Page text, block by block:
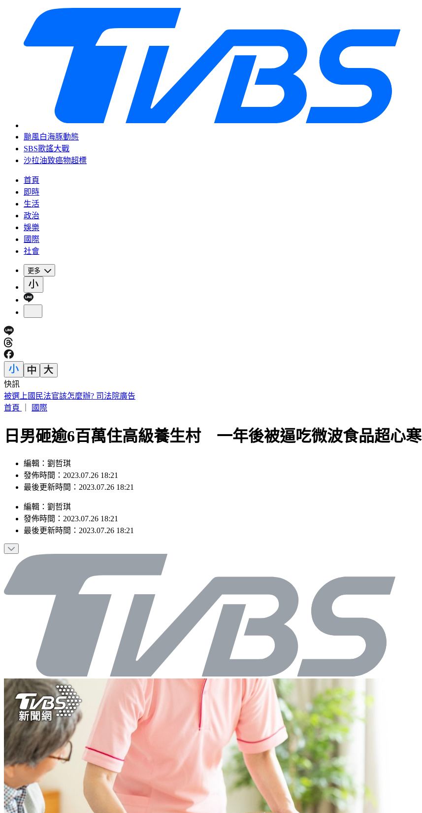
颱風白海豚動態
SBS歌謠大戰
沙拉油致癌物超標
首頁
即時
生活
政治
娛樂
國際
社會
更多
快訊
退休軍公教月退金傳加碼近6％ 行政院：最晚10月與立院溝通
首頁
國際
日男砸逾6百萬住高級養生村 一年後被逼吃微波食品超心寒
編輯：劉哲琪
發佈時間：2023.07.26 18:21
最後更新時間：2023.07.26 18:21
編輯 ： 劉哲琪
發佈時間： 2023.07.26 18:21
最後更新時間： 2023.07.26 18:21